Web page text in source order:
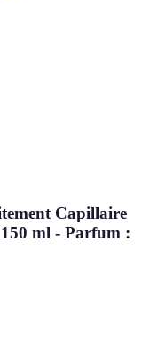
Capillaire
ml - Parfum :